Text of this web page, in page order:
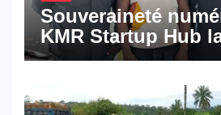
Souveraineté
KMR Startup Hub
Pyramid Browser
numériques made